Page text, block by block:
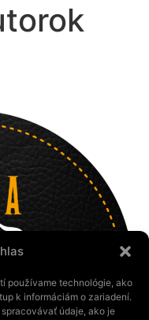
používame technológie, ako
k informáciám o zariadení.
údaje, ako je